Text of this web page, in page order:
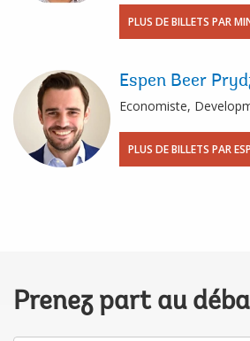
PLUS DE BILLETS PAR
Espen Beer
Economiste,
PLUS DE BILLETS PAR
Prenez part au